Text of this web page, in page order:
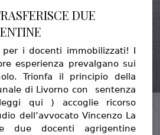
DUE
i docenti immobilizzati! I
esperienza prevalgano sui
Trionfa il principio della
di Livorno con sentenza
qui ) accoglie ricorso
dell’avvocato Vincenzo La
due docenti agrigentine